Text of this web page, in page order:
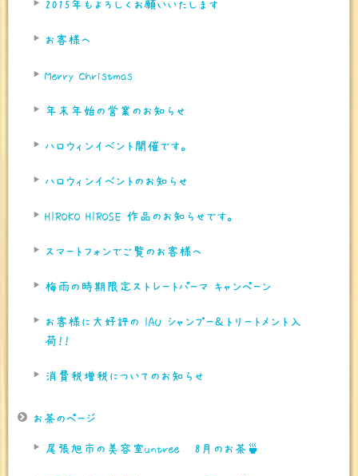
2015年もよろしくお願いいたします
お客様へ
Merry Christmas
年末年始の営業のお知らせ
ハロウィンイベント開催です。
ハロウィンイベントのお知らせ
HIROKO HIROSE 作品のお知らせです。
スマートフォンでご覧のお客様へ
梅雨の時期限定ストレートパーマ キャンペーン
お客様に大好評の IAU シャンプー＆トリートメント入
荷！！
消費税増税についてのお知らせ
お茶のページ
尾張旭市の美容室untree 8月のお茶🍵